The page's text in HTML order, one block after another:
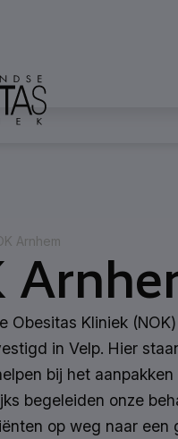
Arnhem
Obesitas Kliniek
in Velp. Hier
bij het aanpakken
begeleiden onze
op weg naar een